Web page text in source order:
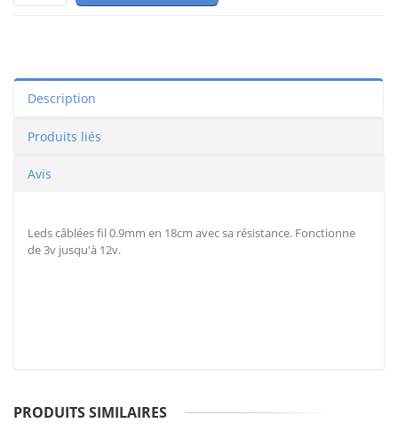
Description
Produits liés
Avis
Leds câblées fil 0.9mm en 18cm avec sa résistance. Fonctionne
de 3v jusqu'à 12v.
PRODUITS SIMILAIRES